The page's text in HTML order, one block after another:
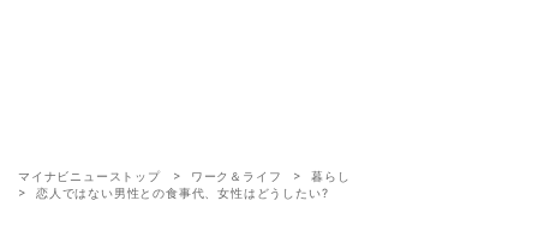
マイナビニューストップ ワーク＆ライフ
暮らし
恋人ではない男性との食事代、女性はどうしたい?